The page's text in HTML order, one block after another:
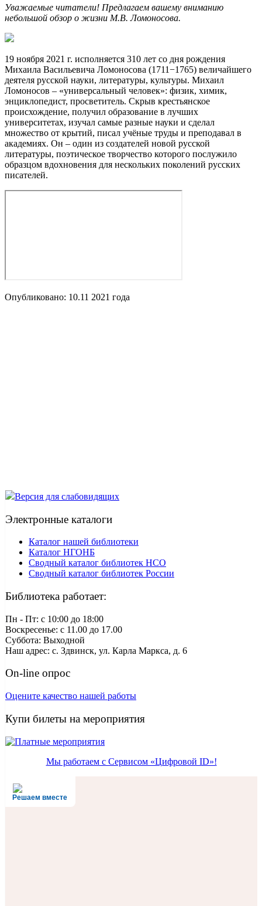
Уважаемые читатели! Предлагаем вашему вниманию
небольшой обзор о жизни М.В. Ломоносова.
19 ноября 2021 г. исполняется 310 лет со дня рождения
Михаила Васильевича Ломоносова (1711−1765) величайшего
деятеля русской науки, литературы, культуры. Михаил
Ломоносов – «универсальный человек»: физик, химик,
энциклопедист, просветитель. Скрыв крестьянское
происхождение, получил образование в лучших
университетах, изучал самые разные науки и сделал
множество от крытий, писал учёные труды и преподавал в
академиях. Он – один из создателей новой русской
литературы, поэтическое творчество которого послужило
образцом вдохновения для нескольких поколений русских
писателей.
Опубликовано: 10.11 2021 года
Версия для слабовидящих
Электронные каталоги
Каталог нашей библиотеки
Каталог НГОНБ
Сводный каталог библиотек НСО
Сводный каталог библиотек России
Библиотека работает:
Пн - Пт: c 10:00 до 18:00
Воскресенье: с 11.00 до 17.00
Суббота: Выходной
Наш адрес: с. Здвинск, ул. Карла Маркса, д. 6
On-line опрос
Оцените качество нашей работы
Купи билеты на мероприятия
Мы работаем с Сервисом «Цифровой ID»!
Решаем вместе